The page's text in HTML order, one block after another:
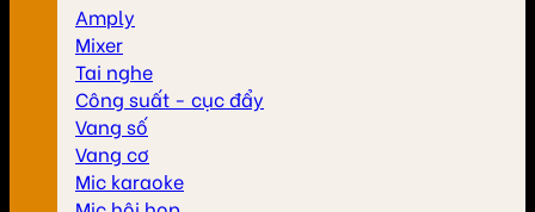
Amply
Mixer
Tai nghe
Công suất - cục đẩy
Vang số
Vang cơ
Mic karaoke